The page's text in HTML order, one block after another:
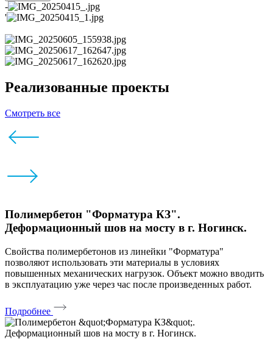
-
'
Реализованные проекты
Смотреть все
Полимербетон "Форматура КЗ".
Деформационный шов на мосту в г. Ногинск.
Свойства полимербетонов из линейки "Форматура"
позволяют использовать эти материалы в условиях
повышенных механических нагрузок. Объект можно вводить
в эксплуатацию уже через час после произведенных работ.
Подробнее